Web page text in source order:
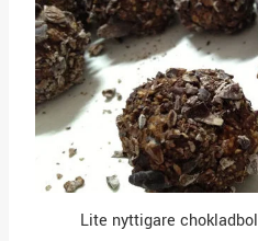
Lite nyttigare